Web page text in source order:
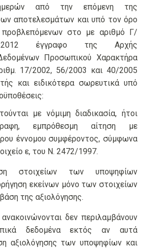
από την επόμενη της
αποτελεσμάτων και υπό τον όρο
στο με αριθμό Γ/
έγγραφο της Αρχής
Προσωπικού Χαρακτήρα
17/2002, 56/2003 και 40/2005
και ειδικότερα σωρευτικά υπό
με νόμιμη διαδικασία, ήτοι
εμπρόθεσμη αίτηση με
έννομου συμφέροντος, σύμφωνα
ε, του Ν. 2472/1997.
στοιχείων των υποψηφίων
εκείνων μόνο των στοιχείων
της αξιολόγησης.
δεν περιλαμβάνουν
δεδομένα εκτός αν αυτά
αξιολόγησης των υποψηφίων και